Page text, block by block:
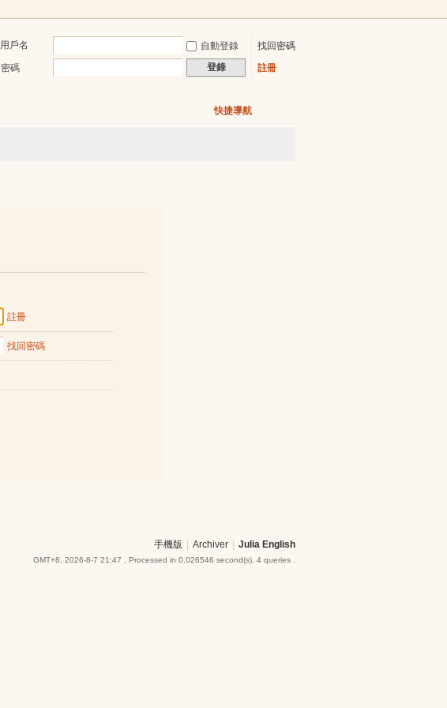
用戶名 自動登錄
找回密碼
密碼
登錄 註冊
快捷導航
註冊
找回密碼
手機版 Archiver Julia English
GMT+8, 2026-8-7 21:47 , Processed in 0.026546 second(s), 4 queries .